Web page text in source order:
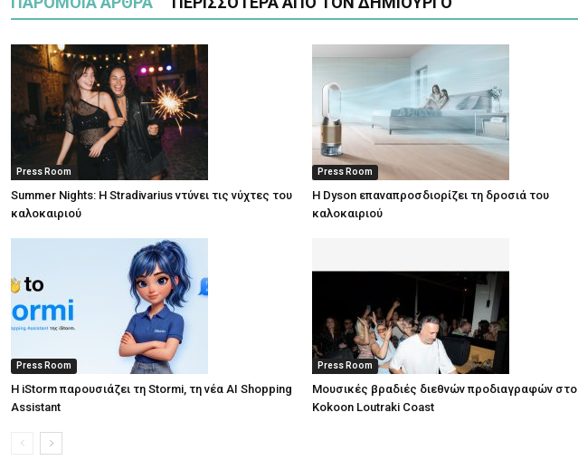
Press Room
Summer Nights: Η Stradivarius ντύνει τις νύχτες του
καλοκαιριού
Press Room
Η Dyson επαναπροσδιορίζει τη δροσιά του
καλοκαιριού
Press Room
Η iStorm παρουσιάζει τη Stormi, τη νέα AI Shopping
Assistant
Press Room
Μουσικές βραδιές διεθνών προδιαγραφών στο
Kokoon Loutraki Coast